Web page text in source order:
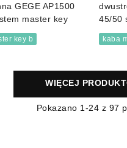
GEGE AP1500
master key
key b
45/50
kaba
WIĘCEJ
Pokazano 1-24 z 97